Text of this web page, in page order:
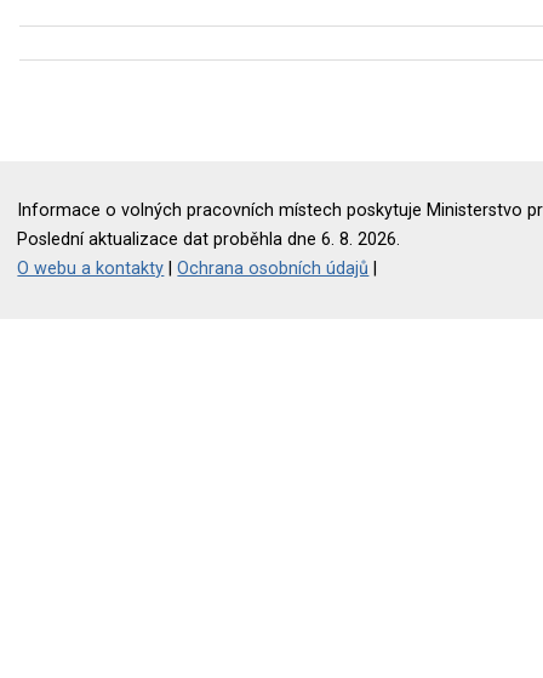
Informace o volných pracovních místech poskytuje Ministerstvo
Poslední aktualizace dat proběhla dne 6. 8. 2026.
O webu a kontakty |Ochrana osobních údajů